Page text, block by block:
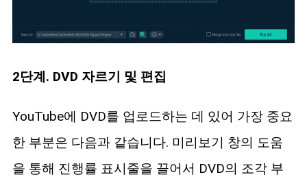
2단계. DVD 자르기 및 편집
YouTube에 DVD를 업로드하는 데 있어 가장 중요
한 부분은 다음과 같습니다. 미리보기 창의 도움
을 통해 진행률 표시줄을 끌어서 DVD의 조각 부